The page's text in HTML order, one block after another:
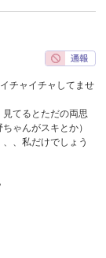
チャイチャしてませ
てるとただの両思
ゃんがスキとか）
、私だけでしょう